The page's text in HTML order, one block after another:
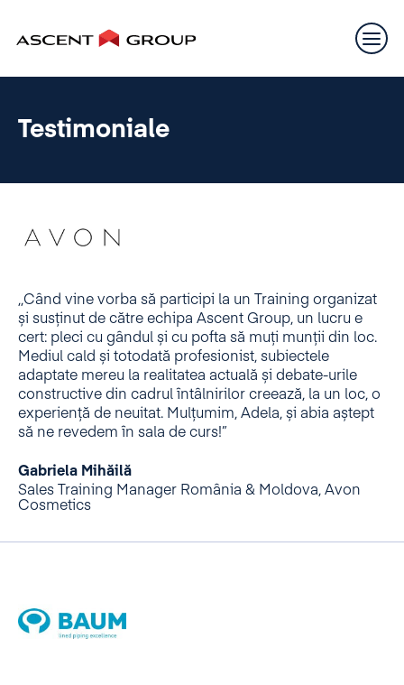
Testimoniale
,,Când vine vorba să participi la un Training organizat
și susținut de către echipa Ascent Group, un lucru e
cert: pleci cu gândul și cu pofta să muți munții din loc.
Mediul cald și totodată profesionist, subiectele
adaptate mereu la realitatea actuală și debate-urile
constructive din cadrul întâlnirilor creează, la un loc, o
experiență de neuitat. Mulțumim, Adela, și abia aștept
să ne revedem în sala de curs!”
Gabriela Mihăilă
Sales Training Manager România & Moldova, Avon
Cosmetics